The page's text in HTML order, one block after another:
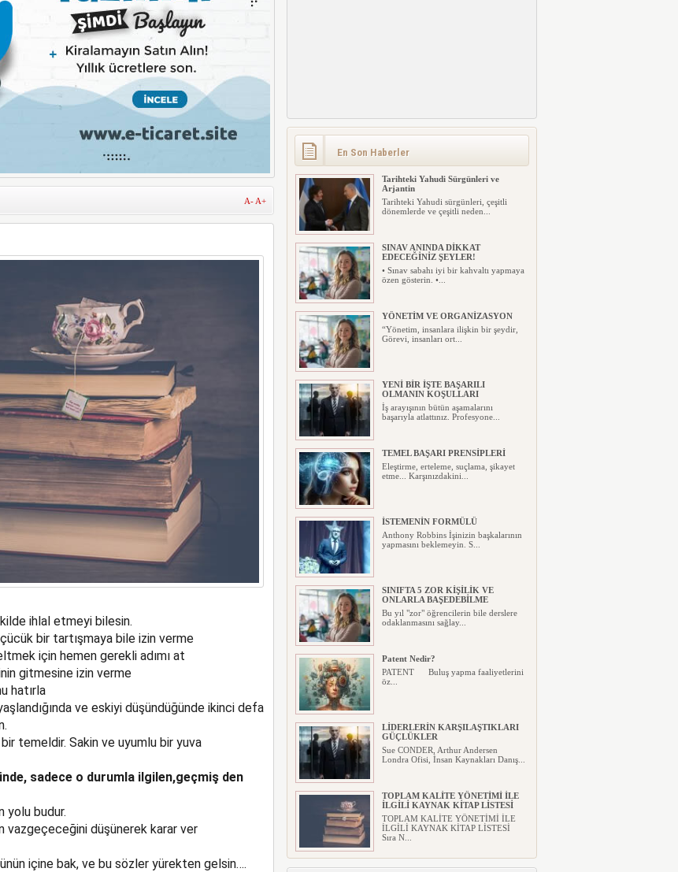
A- A+
ihlal etmeyi bilesin.
bir tartışmaya bile izin verme
için hemen gerekli adımı at
gitmesine izin verme
hatırla
ve eskiyi düşündüğünde ikinci defa
temeldir. Sakin ve uyumlu bir yuva
sadece o durumla ilgilen,geçmiş den
yolu budur.
vazgeçeceğini düşünerek karar ver
içine bak, ve bu sözler yürekten gelsin….
En Son Haberler
Tarihteki Yahudi Sürgünleri ve
Arjantin
Tarihteki Yahudi sürgünleri, çeşitli
dönemlerde ve çeşitli neden...
SINAV ANINDA DİKKAT
EDECEĞİNİZ ŞEYLER!
• Sınav sabahı iyi bir kahvaltı yapmaya
özen gösterin. •...
YÖNETİM VE ORGANİZASYON
“Yönetim, insanlara ilişkin bir şeydir,
Görevi, insanları ort...
YENİ BİR İŞTE BAŞARILI
OLMANIN KOŞULLARI
İş arayışının bütün aşamalarını
başarıyla atlattınız. Profesyone...
TEMEL BAŞARI PRENSİPLERİ
Eleştirme, erteleme, suçlama, şikayet
etme... Karşınızdakini...
İSTEMENİN FORMÜLÜ
Anthony Robbins İşinizin başkalarının
yapmasını beklemeyin. S...
SINIFTA 5 ZOR KİŞİLİK VE
ONLARLA BAŞEDEBİLME
Bu yıl "zor" öğrencilerin bile derslere
odaklanmasını sağlay...
Patent Nedir?
PATENT Buluş yapma faaliyetlerini
öz...
LİDERLERİN KARŞILAŞTIKLARI
GÜÇLÜKLER
Sue CONDER, Arthur Andersen
Londra Ofisi, İnsan Kaynakları Danış...
TOPLAM KALİTE YÖNETİMİ İLE
İLGİLİ KAYNAK KİTAP LİSTESİ
TOPLAM KALİTE YÖNETİMİ İLE
İLGİLİ KAYNAK KİTAP LİSTESİ
Sıra N...